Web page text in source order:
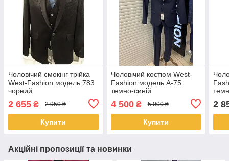
Чоловічий смокінг трійка
West-Fashion модель 783
чорний
2 655 ₴ 2 950 ₴
Купити
Чоловічий костюм West-
Fashion модель А-75
темно-синій
4 500₴ 5 000 ₴
Купити
2
Акційні пропозиції та новинки